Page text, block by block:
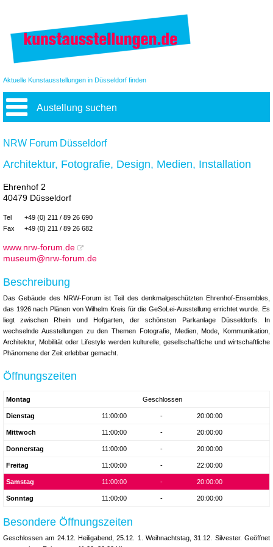
Aktuelle Kunstausstellungen in Düsseldorf finden
Austellung suchen
NRW Forum Düsseldorf
Architektur, Fotografie, Design, Medien, Installation
Ehrenhof 2
40479 Düsseldorf
Tel
+49 (0) 211 / 89 26 690
Fax
+49 (0) 211 / 89 26 682
www.nrw-forum.de
museum@nrw-forum.de
Beschreibung
Das Gebäude des NRW-Forum ist Teil des denkmalgeschützten Ehrenhof-Ensembles,
das 1926 nach Plänen von Wilhelm Kreis für die GeSoLei-Ausstellung errichtet wurde. Es
liegt zwischen Rhein und Hofgarten, der schönsten Parkanlage Düsseldorfs. In
wechselnde Ausstellungen zu den Themen Fotografie, Medien, Mode, Kommunikation,
Architektur, Mobilität oder Lifestyle werden kulturelle, gesellschaftliche und wirtschaftliche
Phänomene der Zeit erlebbar gemacht.
Öffnungszeiten
Montag Geschlossen
Dienstag 11:00:00 - 20:00:00
Mittwoch 11:00:00 - 20:00:00
Donnerstag 11:00:00 - 20:00:00
Freitag 11:00:00 - 22:00:00
Samstag 11:00:00 - 20:00:00
Sonntag 11:00:00 - 20:00:00
Besondere Öffnungszeiten
Geschlossen am 24.12. Heiligabend, 25.12. 1. Weihnachtstag, 31.12. Silvester. Geöffnet